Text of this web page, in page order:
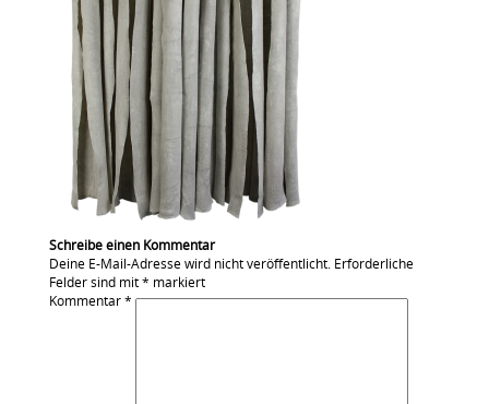
Schreibe einen Kommentar
Deine E-Mail-Adresse wird nicht veröffentlicht. Erforderliche
Felder sind mit* markiert
Kommentar*